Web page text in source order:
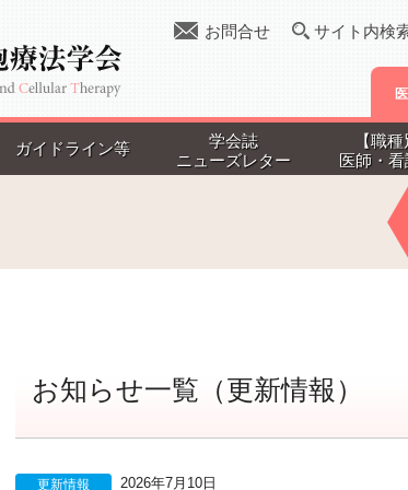
お問合せ サイト内検
ガイドライン等
学会誌
ニューズレター
【職
医師・
お知らせ一覧（更新情報）
更新情報 2026年7月10日